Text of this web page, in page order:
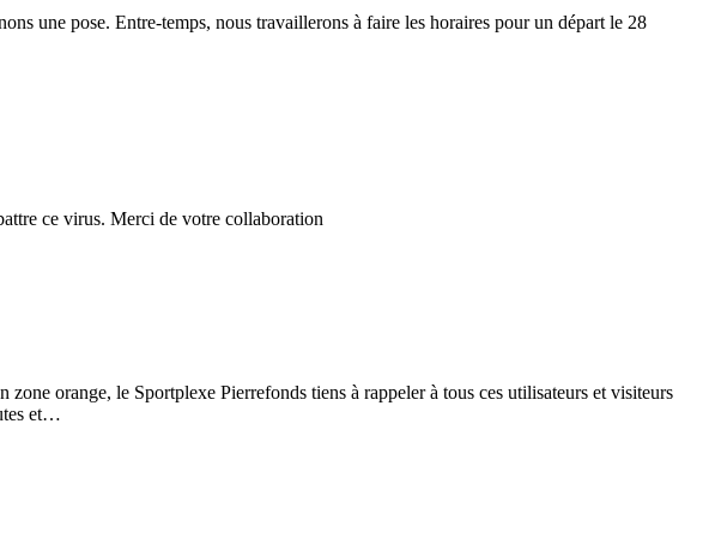
une pose. Entre-temps, nous travaillerons à faire les horaires pour un départ le 28
ce virus. Merci de votre collaboration
orange, le Sportplexe Pierrefonds tiens à rappeler à tous ces utilisateurs et visiteurs
et…